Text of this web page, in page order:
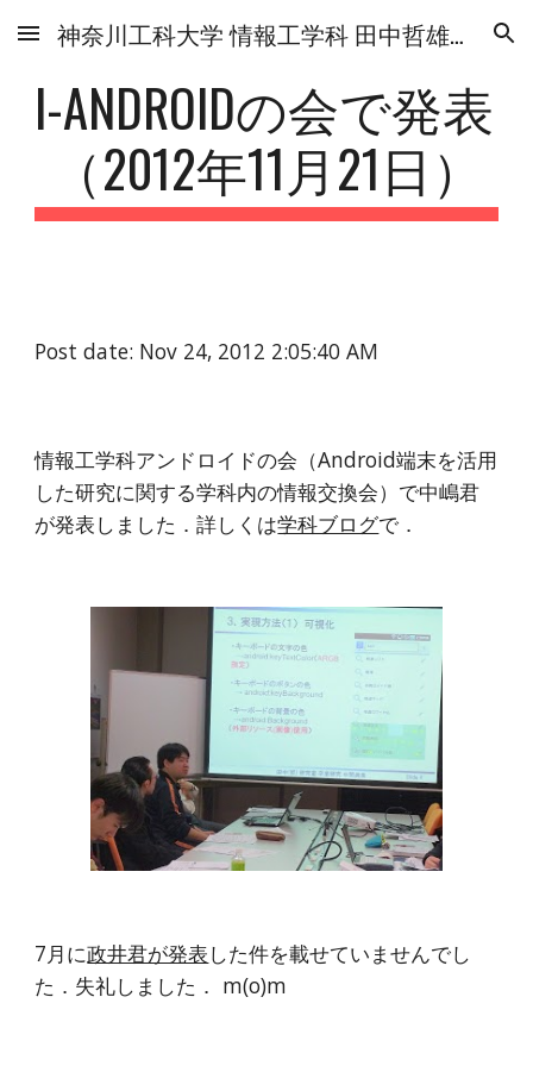
Skip to main content Skip to navigation
神奈川工科大学 情報工学科 田中哲雄研究室
I-ANDROIDの会で発表
（2012年11月21日）
Post date: Nov 24, 2012 2:05:40 AM
情報工学科アンドロイドの会（Android端末を活用
した研究に関する学科内の情報交換会）で中嶋君
が発表しました．詳しくは学科ブログで．
7月に政井君が発表した件を載せていませんでし
た．失礼しました． m(o)m